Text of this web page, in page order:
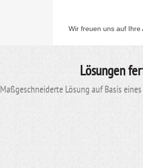
Wir freuen uns auf Ihre
Lösungen
Maßgeschneiderte Lösung auf Basis